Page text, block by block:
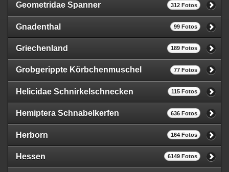
Geometridae Spanner 312 Fotos
Gnadenthal 99 Fotos
Griechenland 189 Fotos
Grobgerippte Körbchenmuschel 77 Fotos
Helicidae Schnirkelschnecken 115 Fotos
Hemiptera Schnabelkerfen 636 Fotos
Herborn 164 Fotos
Hessen 6149 Fotos